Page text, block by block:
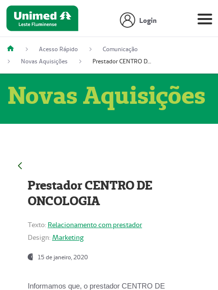
Login
Acesso Rápido
Comunicação
Novas Aquisições
Prestador CENTRO DE ONCOLOGIA
Novas Aquisições
Prestador CENTRO DE
ONCOLOGIA
Texto: Relacionamento com prestador
Design: Marketing
15 de janeiro, 2020
Informamos que, o prestador CENTRO DE